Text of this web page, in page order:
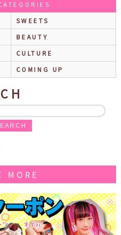
SWEETS
BEAUTY
CULTURE
COMING UP
MORE